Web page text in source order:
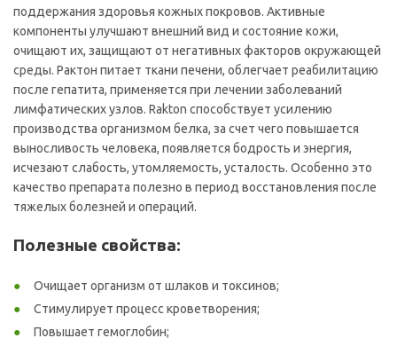
поддержания здоровья кожных покровов. Активные
компоненты улучшают внешний вид и состояние кожи,
очищают их, защищают от негативных факторов окружающей
среды. Рактон питает ткани печени, облегчает реабилитацию
после гепатита, применяется при лечении заболеваний
лимфатических узлов. Rakton способствует усилению
производства организмом белка, за счет чего повышается
выносливость человека, появляется бодрость и энергия,
исчезают слабость, утомляемость, усталость. Особенно это
качество препарата полезно в период восстановления после
тяжелых болезней и операций.
Полезные свойства:
Очищает организм от шлаков и токсинов;
Стимулирует процесс кроветворения;
Повышает гемоглобин;